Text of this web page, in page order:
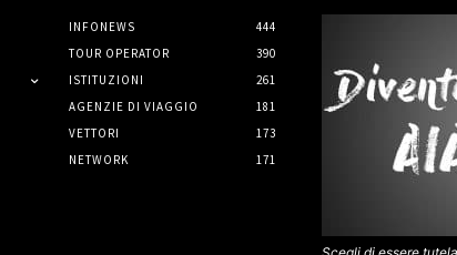
INFONEWS
444
TOUR OPERATOR
390
ISTITUZIONI
261
AGENZIE DI VIAGGIO
181
VETTORI
173
NETWORK
171